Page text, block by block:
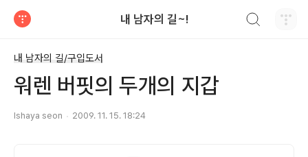
내 남자의 길~!
내 남자의 길/구입도서
워렌 버핏의 두개의 지갑
Ishaya seon 2009. 11. 15. 18:24